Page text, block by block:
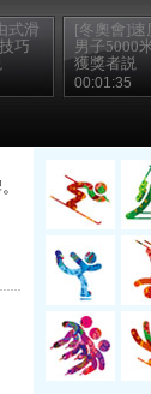
式滑
巧
[冬奧會]速
男子5000
獲獎者説
00:01:35